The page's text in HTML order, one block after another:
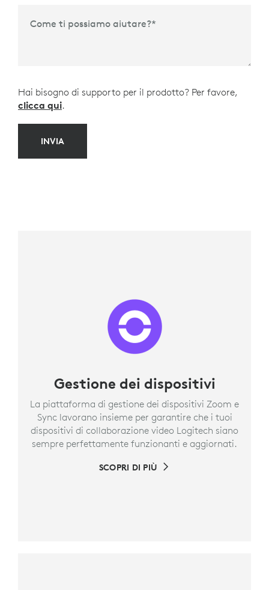
Come ti possiamo aiutare?*
Hai bisogno di supporto per il prodotto? Per favore,
clicca qui.
INVIA
Gestione dei dispositivi
La piattaforma di gestione dei dispositivi Zoom e
Sync lavorano insieme per garantire che i tuoi
dispositivi di collaborazione video Logitech siano
sempre perfettamente funzionanti e aggiornati.
SCOPRI DI PIÙ